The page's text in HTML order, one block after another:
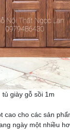
tủ giày gỗ sồi 1m
cao cho các sản
ngày một nhiều